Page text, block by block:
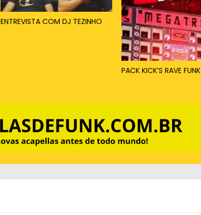
ENTREVISTA COM DJ TEZINHO
PACK KICK’S RAVE FUNK